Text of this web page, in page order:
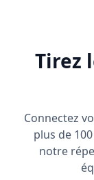
Tirez
Connectez
plus de
notre